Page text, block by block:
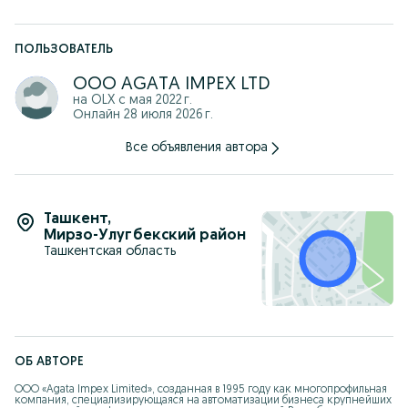
оборудования и других сфер.
Преимущества работы с нами:
• Широкий ассортимент аккумуляторных батарей для
различной техники.
• Система скидок, позволяющая получать партнерам
максимальную выгоду от сотрудничества.
С полным ассортиментом товаров вы можете ознакомится в
прайс-листе на нашем вэб-сайте: www.agatagroup.uz, а
также по указанным номерам телефонов.
Цены указаны перечислением и включают НДС 12%
ПОЛЬЗОВАТЕЛЬ
OOO AGATA IMPEX LTD
на OLX с мая 2022 г.
Онлайн 28 июля 2026 г.
Все объявления автора
Ташкент,
Мирзо-Улугбекский район
Ташкентская область
ОБ АВТОРЕ
ООО «Agata Impex Limited», созданная в 1995 году как многопрофильная
компания, специализирующаяся на автоматизации бизнеса крупнейших